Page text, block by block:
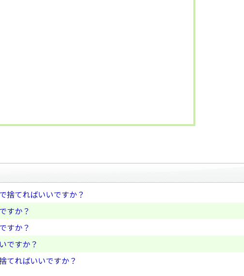
捨てればいいですか？
すか？
すか？
ですか？
てればいいですか？